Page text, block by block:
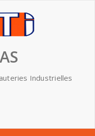
Industrielles
MASQUER